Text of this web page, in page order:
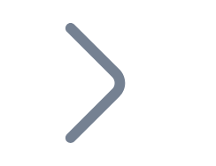
Bitnovo
dans votre entreprise et
votre écosystème.